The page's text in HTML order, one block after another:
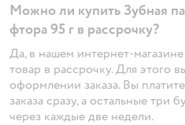
Можно ли купить Зубная
фтора 95 г в рассрочку?
Да, в нашем интернет-
товар в рассрочку. Для этого
оформлении заказа. Вы
заказа сразу, а остальные три
через каждые две недели.